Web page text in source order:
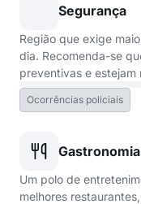
Segurança
Região que exige
dia. Recomenda-se
preventivas e estejam
Ocorrências policiais
Um polo de
melhores